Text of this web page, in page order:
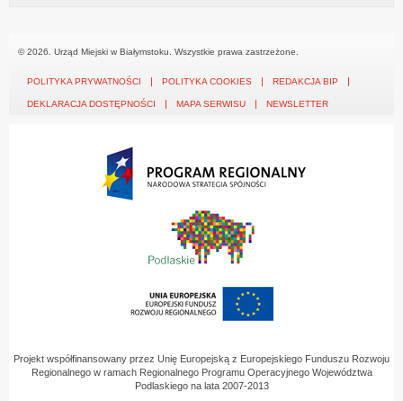
© 2026. Urząd Miejski w Białymstoku. Wszystkie prawa zastrzeżone.
POLITYKA PRYWATNOŚCI POLITYKA COOKIES REDAKCJA BIP
DEKLARACJA DOSTĘPNOŚCI MAPA SERWISU NEWSLETTER
Projekt współfinansowany przez Unię Europejską z Europejskiego Funduszu Rozwoju
Regionalnego w ramach Regionalnego Programu Operacyjnego Województwa
Podlaskiego na lata 2007-2013